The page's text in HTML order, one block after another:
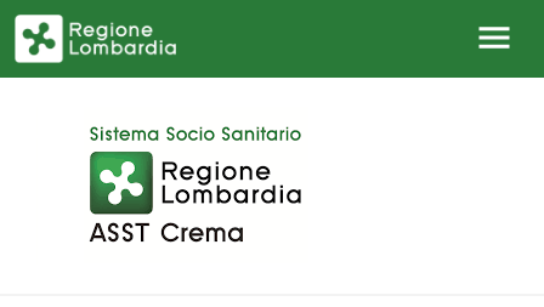
Salta al contenuto principale